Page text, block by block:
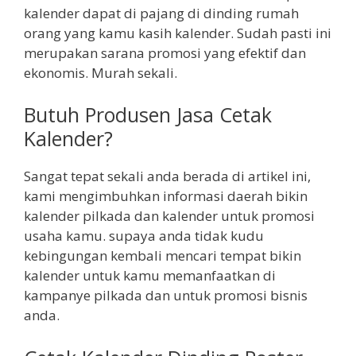
kalender dapat di pajang di dinding rumah
orang yang kamu kasih kalender. Sudah pasti ini
merupakan sarana promosi yang efektif dan
ekonomis. Murah sekali.
Butuh Produsen Jasa Cetak
Kalender?
Sangat tepat sekali anda berada di artikel ini,
kami mengimbuhkan informasi daerah bikin
kalender pilkada dan kalender untuk promosi
usaha kamu. supaya anda tidak kudu
kebingungan kembali mencari tempat bikin
kalender untuk kamu memanfaatkan di
kampanye pilkada dan untuk promosi bisnis
anda.